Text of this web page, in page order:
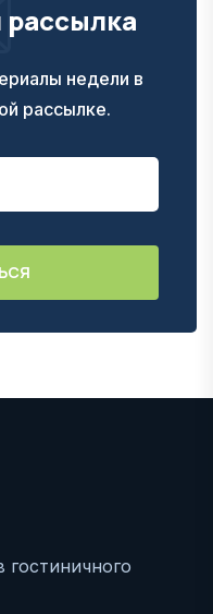
недели в
рассылке.